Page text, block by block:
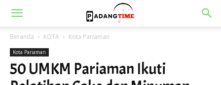
Beranda KOTA Kota Pariaman
Kota Pariaman
50 UMKM Pariaman Ikuti